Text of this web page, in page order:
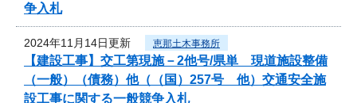
争入札
2024年11月14日更新 恵那土木事務所
【建設工事】交工第現施－2他号/県単 現道施設整備
（一般）（債務）他（（国）257号 他）交通安全施
設工事に関する一般競争入札